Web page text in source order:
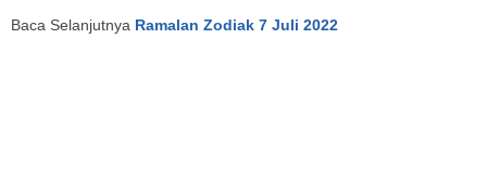
Baca Selanjutnya Ramalan Zodiak 7 Juli 2022